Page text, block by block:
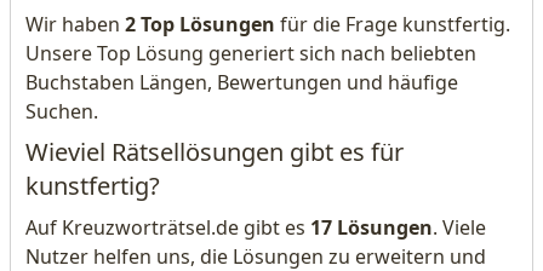
Wir haben 2 Top Lösungen für die Frage kunstfertig.
Unsere Top Lösung generiert sich nach beliebten
Buchstaben Längen, Bewertungen und häufige
Suchen.
Wieviel Rätsellösungen gibt es für
kunstfertig?
Auf Kreuzworträtsel.de gibt es 17 Lösungen. Viele
Nutzer helfen uns, die Lösungen zu erweitern und